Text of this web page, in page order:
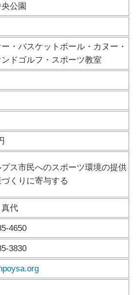
公園
・バスケットボール・カヌー・
ンドゴルフ・スポーツ教室
ス市民へのスポーツ環境の提供
づくりに寄与する
代
4650
3830